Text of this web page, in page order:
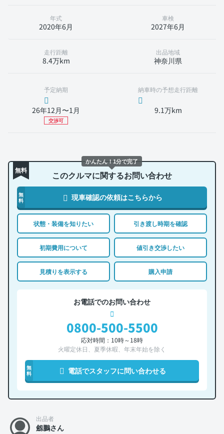
年式
2020年6月
車検
2027年6月
走行距離
8.4万km
出品地域
神奈川県
予定納期
26年12月〜1月
交渉可
納車時の予想走行距離
9.1万km
無料 このクルマに関するお問い合わせ
無
料
現車確認の依頼はこちらから
状態・装備を知りたい 引き渡し時期を確認
初期費用について 値引き交渉したい
見積りを表示する 購入申請
お電話でのお問い合わせ
0800-500-5500
応対時間：10時～18時
火曜定休日、夏季休暇、年末年始を除く
無
料
電話でスタッフに問い合わせる
出品者
劔鵬さん
かんたん！1分で完了